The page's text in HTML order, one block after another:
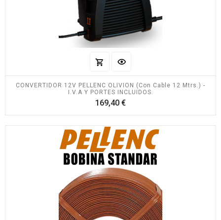
CONVERTIDOR 12V PELLENC OLIVION (con Cable 12 Mtrs.) -
I.V.A Y PORTES INCLUIDOS.
169,40 €Precio